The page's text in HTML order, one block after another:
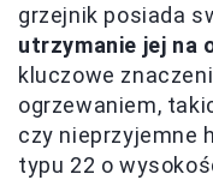
grzejnik posiada
utrzymanie jej na
kluczowe
ogrzewaniem,
czy nieprzyjemne
typu 22 o